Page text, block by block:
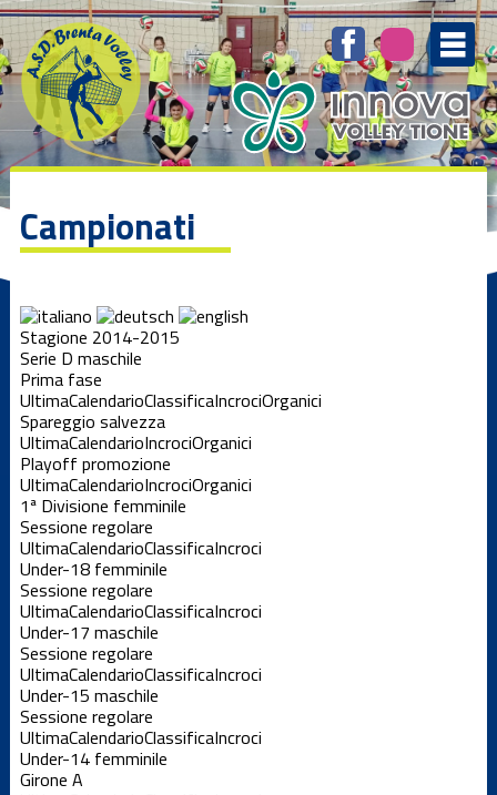
Campionati
Stagione 2014-2015
Serie D maschile
Prima fase
UltimaCalendarioClassificaIncrociOrganici
Spareggio salvezza
UltimaCalendarioIncrociOrganici
Playoff promozione
UltimaCalendarioIncrociOrganici
1ª Divisione femminile
Sessione regolare
UltimaCalendarioClassificaIncroci
Under-18 femminile
Sessione regolare
UltimaCalendarioClassificaIncroci
Under-17 maschile
Sessione regolare
UltimaCalendarioClassificaIncroci
Under-15 maschile
Sessione regolare
UltimaCalendarioClassificaIncroci
Under-14 femminile
Girone A